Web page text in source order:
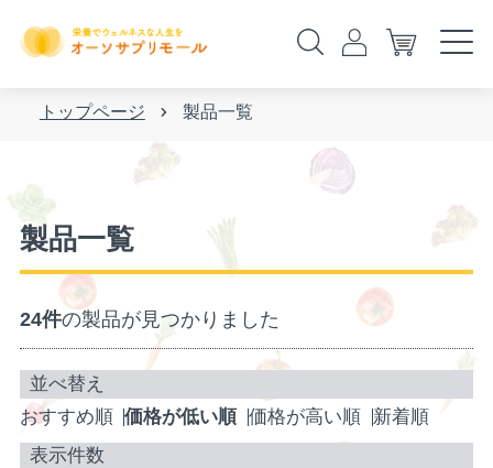
トップページ 製品一覧
製品一覧
24件の製品が見つかりました
おすすめ順 価格が低い順 価格が高い順 新着順